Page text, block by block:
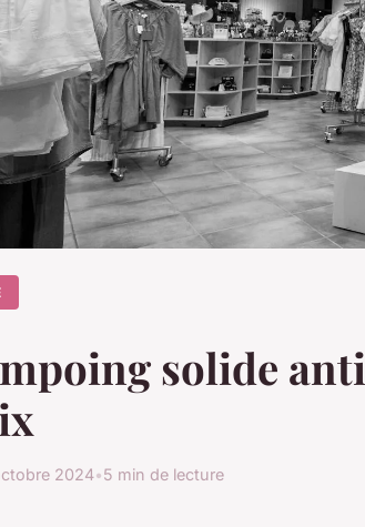
solide
2024•5 min de lecture